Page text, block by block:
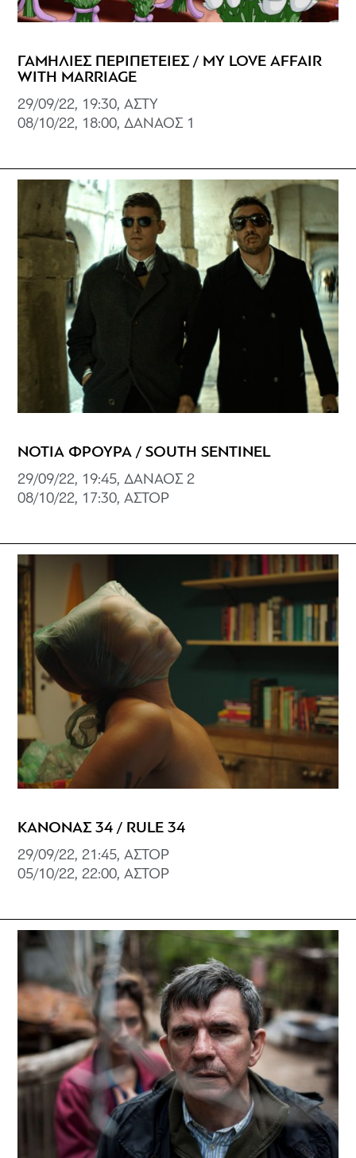
ΓΑΜΗΛΙΕΣ ΠΕΡΙΠΕΤΕΙΕΣ / MY LOVE AFFAIR
WITH MARRIAGE
29/09/22, 19:30, ΑΣΤΥ
08/10/22, 18:00, ΔΑΝΑΟΣ 1
ΝΟΤΙΑ ΦΡΟΥΡΑ / SOUTH SENTINEL
29/09/22, 19:45, ΔΑΝΑΟΣ 2
08/10/22, 17:30, AΣΤΟΡ
ΚΑΝΟΝΑΣ 34 / RULE 34
29/09/22, 21:45, ΑΣΤΟΡ
05/10/22, 22:00, ΑΣΤΟΡ